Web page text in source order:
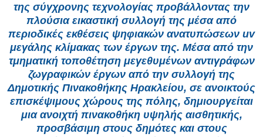
της σύγχρονης τεχνολογίας προβάλλοντας την
πλούσια εικαστική συλλογή της μέσα από
περιοδικές εκθέσεις ψηφιακών ανατυπώσεων uv
μεγάλης κλίμακας των έργων της. Μέσα από την
τμηματική τοποθέτηση μεγεθυμένων αντιγράφων
ζωγραφικών έργων από την συλλογή της
Δημοτικής Πινακοθήκης Ηρακλείου, σε ανοικτούς
επισκέψιμους χώρους της πόλης, δημιουργείται
μια ανοιχτή πινακοθήκη υψηλής αισθητικής,
προσβάσιμη στους δημότες και στους